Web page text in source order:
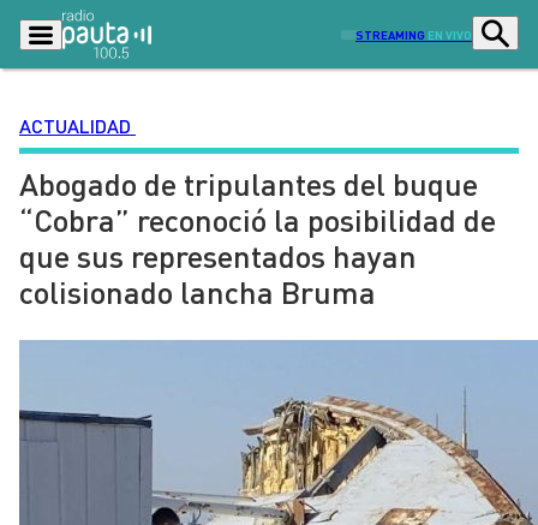
STREAMING EN VIVO
Podcasts Programas
Lo Último Actualidad
Ciudad
Entretención y Cultura Opinión
Señal 2
Contenido Patrocinado
ACTUALIDAD
Abogado de tripulantes del buque
“Cobra” reconoció la posibilidad de
que sus representados hayan
colisionado lancha Bruma